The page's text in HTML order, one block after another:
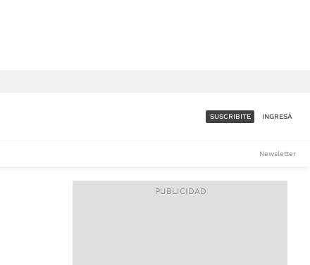
ACCESO FULL - $1.800/MES
SUSCRIBITE INGRESÁ
Newsletter